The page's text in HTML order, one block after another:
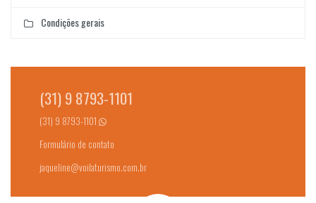
Condições gerais
(31) 9 8793-1101
(31) 9 8793-1101
Formulário de contato
jaqueline@voilaturismo.com.br